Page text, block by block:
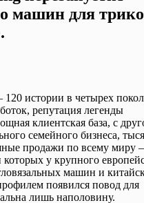
машин для
истории в четырех
репутация легенды
клиентская база, с
семейного бизнеса,
продажи по всему миру
которых у крупного
машин и
появился повод для
лишь наполовину.